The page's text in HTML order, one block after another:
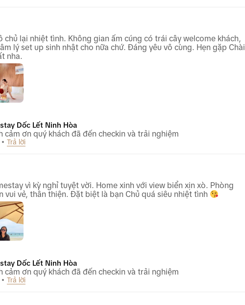
chủ lại nhiệt tình. Không gian ấm cúng có trái cây welcome khách,
lý set up sinh nhật cho nữa chứ. Đáng yêu vô cùng. Hẹn gặp Chài
nha.
Dốc Lết Ninh Hòa
cảm ơn quý khách đã đến checkin và trải nghiệm
Trả lời
vì kỳ nghỉ tuyệt vời. Home xinh với view biển xịn xò. Phòng
vui vẻ, thân thiện. Đặt biệt là bạn Chủ quá siêu nhiệt tình
Dốc Lết Ninh Hòa
cảm ơn quý khách đã đến checkin và trải nghiệm
Trả lời